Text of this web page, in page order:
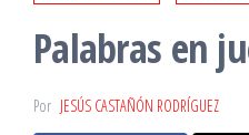
Palabras en
Por JESÚS CASTAÑÓN RODRÍGUEZ